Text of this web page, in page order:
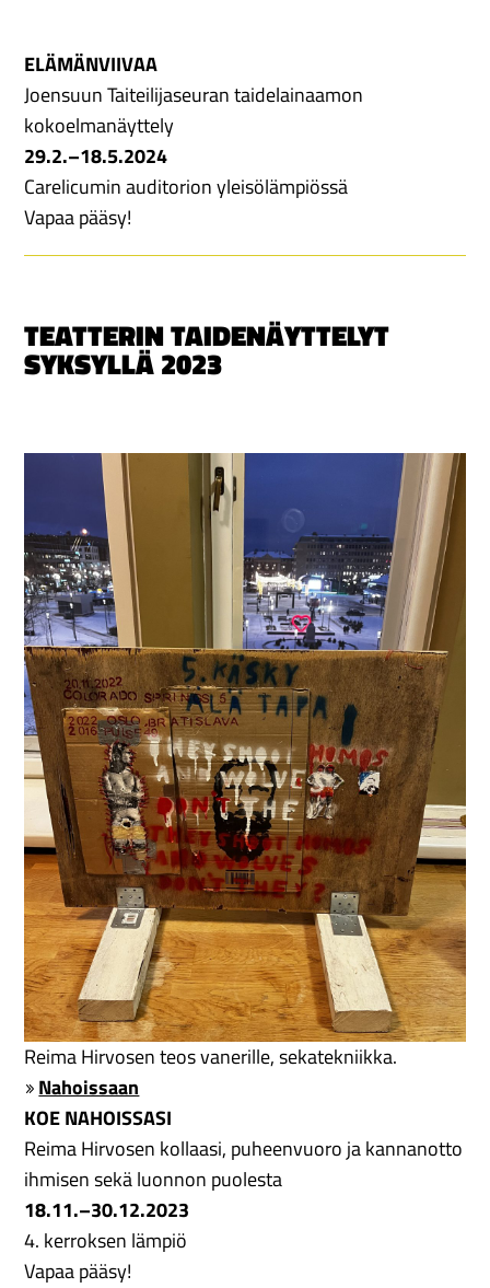
ELÄMÄNVIIVAA
Joensuun Taiteilijaseuran taidelainaamon
kokoelmanäyttely
29.2.–18.5.2024
Carelicumin auditorion yleisölämpiössä
Vapaa pääsy!
TEATTERIN TAIDENÄYTTELYT
SYKSYLLÄ 2023
Reima Hirvosen teos vanerille, sekatekniikka.
Nahoissaan
KOE NAHOISSASI
Reima Hirvosen kollaasi, puheenvuoro ja kannanotto
ihmisen sekä luonnon puolesta
18.11.–30.12.2023
4. kerroksen lämpiö
Vapaa pääsy!